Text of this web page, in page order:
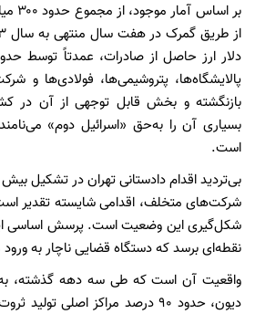
بر
دلار ارز حاصل از صادرات، عمدتاً توسط
پالایشگاه‌ها، پتروشیمی‌ها، فولادی‌ها و
بازنگشته و بخش قابل توجهی از آن در
بسیاری آن را به‌حق «اسرائیل دوم»
است.
شرکت‌های متخلف، اقدامی شایسته تقدیر
شکل‌گیری این وضعیت است. پرسش اساسی
نقطه‌ای برسد که دستگاه قضایی ناچار به
واقعیت آن است که طی سه دهه گذشته،
دیون، حدود ۹۰ درصد مراکز اصلی